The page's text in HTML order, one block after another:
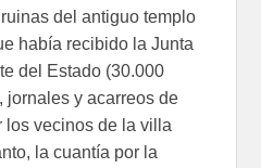
del antiguo templo
había recibido la Junta
del Estado (30.000
jornales y acarreos de
los vecinos de la villa
la cuantía por la